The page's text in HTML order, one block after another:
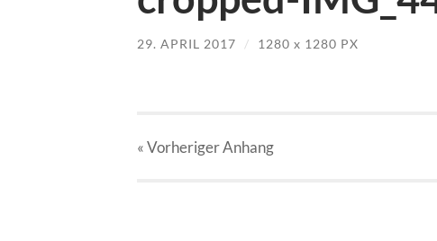
29. APRIL 2017 / 1280 x 1280 PX
« VorherigerAnhang